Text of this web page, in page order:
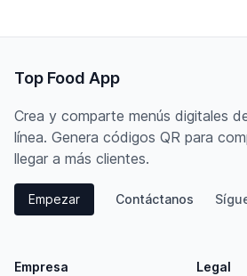
Top Food App
Crea y comparte menús digitales
línea. Genera códigos QR para
llegar a más clientes.
Empezar Contáctanos
Empresa Legal